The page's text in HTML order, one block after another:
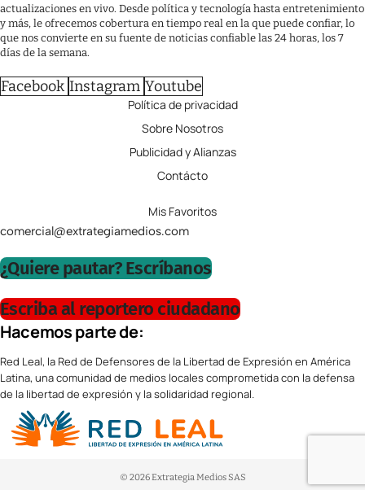
actualizaciones en vivo. Desde política y tecnología hasta entretenimiento
y más, le ofrecemos cobertura en tiempo real en la que puede confiar, lo
que nos convierte en su fuente de noticias confiable las 24 horas, los 7
días de la semana.
Facebook Instagram Youtube
Política de privacidad
Sobre Nosotros
Publicidad y Alianzas
Contácto
Mis Favoritos
comercial@extrategiamedios.com
¿Quiere pautar? Escríbanos
Escriba al reportero ciudadano
Hacemos parte de:
Red Leal, la Red de Defensores de la Libertad de Expresión en América
Latina, una comunidad de medios locales comprometida con la defensa
de la libertad de expresión y la solidaridad regional.
© 2026 Extrategia Medios SAS